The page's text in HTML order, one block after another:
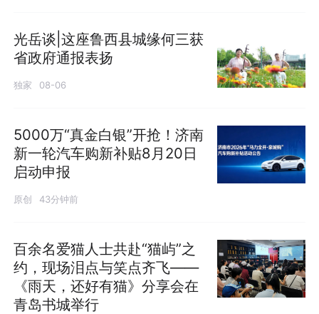
光岳谈|这座鲁西县城缘何三获
省政府通报表扬
独家 08-06
5000万“真金白银”开抢！济南
新一轮汽车购新补贴8月20日
启动申报
原创 43分钟前
百余名爱猫人士共赴“猫屿”之
约，现场泪点与笑点齐飞——
《雨天，还好有猫》分享会在
青岛书城举行